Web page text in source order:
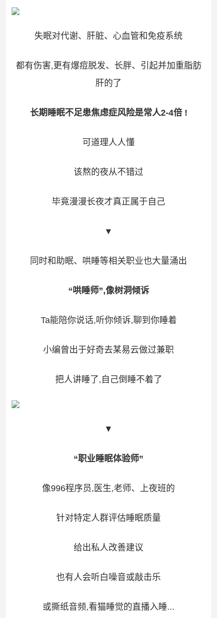
失眠对代谢、肝脏、心血管和免疫系统
都有伤害,更有爆痘脱发、长胖、引起并加重脂肪
肝的了
长期睡眠不足患焦虑症风险是常人2-4倍 !
可道理人人懂
该熬的夜从不错过
毕竟漫漫长夜才真正属于自己
▼
同时和助眠、哄睡等相关职业也大量涌出
“哄睡师”,像树洞倾诉
Ta能陪你说话,听你倾诉,聊到你睡着
小编曾出于好奇去某易云做过兼职
把人讲睡了,自己倒睡不着了
▼
“职业睡眠体验师”
像996程序员,医生,老师、上夜班的
针对特定人群评估睡眠质量
给出私人改善建议
也有人会听白噪音或敲击乐
或撕纸音频,看猫睡觉的直播入睡...